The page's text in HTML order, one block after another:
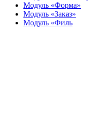
Модуль «Форма»
Модуль «Заказ»
Модуль «Филь